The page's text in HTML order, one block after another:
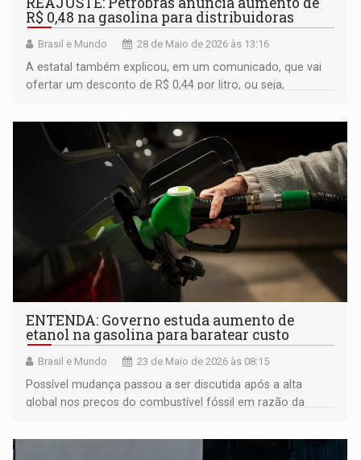
R$ 0,48 na gasolina para distribuidoras
Brasil e Mundo 28 de Maio de 2026 às 13:16
A estatal também explicou, em um comunicado, que vai
ofertar um desconto de R$ 0,44 por litro, ou seja,
ENTENDA: Governo estuda aumento de
etanol na gasolina para baratear custo
Brasil e Mundo 23 de Maio de 2026 às 08:15
Possível mudança passou a ser discutida após a alta
global nos preços do combustível fóssil em razão da